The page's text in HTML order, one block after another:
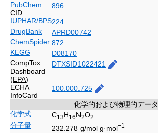
PubChem
CID
896
IUPHAR/BPS224
DrugBank
APRD00742
ChemSpider 872
KEGG
D08170
CompTox
Dashboard
(EPA)
DTXSID1022421
ECHA
InfoCard
100.000.725
化学的および物理的データ
化学式
C13H16N2O2
分子量 232.278 g/mol g·mol−1